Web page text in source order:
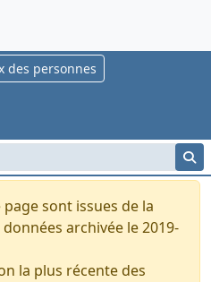
des personnes
sont issues de la
archivée le 2019-
la plus récente des